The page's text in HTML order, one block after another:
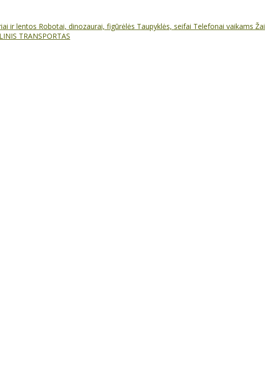
ir lentos Robotai, dinozaurai, figūrėlės Taupyklės, seifai Telefonai vaikams
TRANSPORTAS